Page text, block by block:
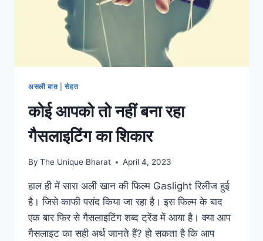
असली बात|सेहत
कोई आपको तो नहीं बना रहा
गैसलाइटिंग का शिकार
By The Unique Bharat April 4, 2023
हाल ही में सारा अली खान की फिल्म Gaslight रिलीज हुई
है। जिसे काफी पसंद किया जा रहा है। इस फिल्म के बाद
एक बार फिर से गैसलाइटिंग शब्द ट्रेंड में आया है। क्या आप
गैसलाइट का सही अर्थ जानते हैं? हो सकता है कि आप